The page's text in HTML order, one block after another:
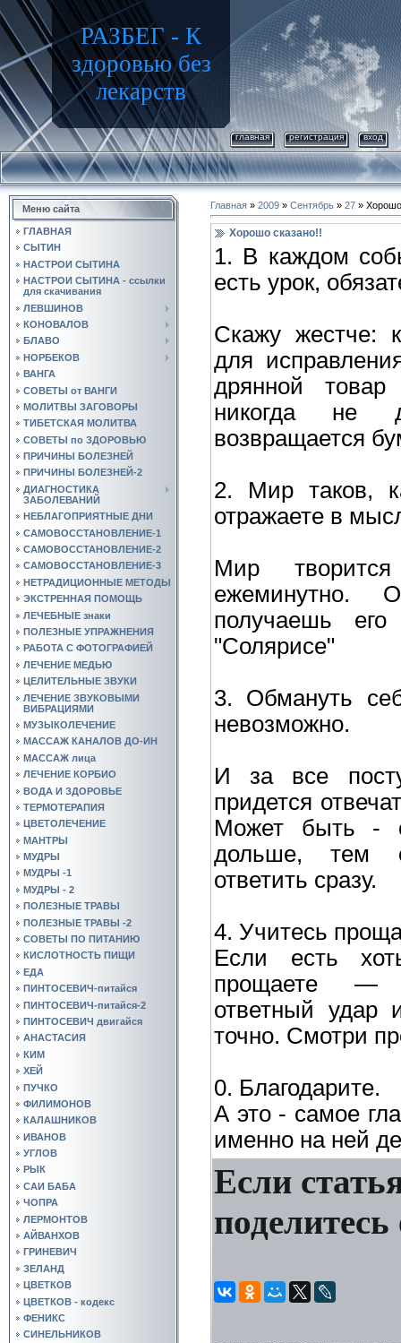
РАЗБЕГ - К
здоровью без
лекарств
главная регистрация вход
Меню сайта
ГЛАВНАЯ
СЫТИН
НАСТРОИ СЫТИНА
НАСТРОИ СЫТИНА - ссылки
для скачивания
ЛЕВШИНОВ
КОНОВАЛОВ
БЛАВО
НОРБЕКОВ
ВАНГА
СОВЕТЫ от ВАНГИ
МОЛИТВЫ ЗАГОВОРЫ
ТИБЕТСКАЯ МОЛИТВА
СОВЕТЫ по ЗДОРОВЬЮ
ПРИЧИНЫ БОЛЕЗНЕЙ
ПРИЧИНЫ БОЛЕЗНЕЙ-2
ДИАГНОСТИКА
ЗАБОЛЕВАНИЙ
НЕБЛАГОПРИЯТНЫЕ ДНИ
САМОВОССТАНОВЛЕНИЕ-1
САМОВОССТАНОВЛЕНИЕ-2
САМОВОССТАНОВЛЕНИЕ-3
НЕТРАДИЦИОННЫЕ МЕТОДЫ
ЭКСТРЕННАЯ ПОМОЩЬ
ЛЕЧЕБНЫЕ знаки
ПОЛЕЗНЫЕ УПРАЖНЕНИЯ
РАБОТА С ФОТОГРАФИЕЙ
ЛЕЧЕНИЕ МЕДЬЮ
ЦЕЛИТЕЛЬНЫЕ ЗВУКИ
ЛЕЧЕНИЕ ЗВУКОВЫМИ
ВИБРАЦИЯМИ
МУЗЫКОЛЕЧЕНИЕ
МАССАЖ КАНАЛОВ ДО-ИН
МАССАЖ лица
ЛЕЧЕНИЕ КОРБИО
ВОДА И ЗДОРОВЬЕ
ТЕРМОТЕРАПИЯ
ЦВЕТОЛЕЧЕНИЕ
МАНТРЫ
МУДРЫ
МУДРЫ -1
МУДРЫ - 2
ПОЛЕЗНЫЕ ТРАВЫ
ПОЛЕЗНЫЕ ТРАВЫ -2
СОВЕТЫ ПО ПИТАНИЮ
КИСЛОТНОСТЬ ПИЩИ
ЕДА
ПИНТОСЕВИЧ-питайся
ПИНТОСЕВИЧ-питайся-2
ПИНТОСЕВИЧ двигайся
АНАСТАСИЯ
КИМ
ХЕЙ
ПУЧКО
ФИЛИМОНОВ
КАЛАШНИКОВ
ИВАНОВ
УГЛОВ
РЫК
САИ БАБА
ЧОПРА
ЛЕРМОНТОВ
АЙВАНХОВ
ГРИНЕВИЧ
ЗЕЛАНД
ЦВЕТКОВ
ЦВЕТКОВ - кодекс
ФЕНИКС
СИНЕЛЬНИКОВ
Главная » 2009 » Сентябрь » 27 »
Хорошо сказано!!
1. В каждом
есть урок,
Скажу жестче:
для
дрянной
никогда не
возвращается
2. Мир таков,
отражаете в
Мир
ежеминутно.
получаешь
"Солярисе"
3. Обмануть
невозможно.
И за все
придется
Может быть -
дольше, тем
ответить сразу.
4. Учитесь
Если есть
прощаете —
ответный удар
точно. Смотри
0. Благодарите.
А это - самое
именно на ней
Если